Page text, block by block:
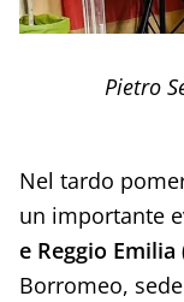
Pietro
Nel tardo
un importante
e Reggio Emilia
Borromeo, sede